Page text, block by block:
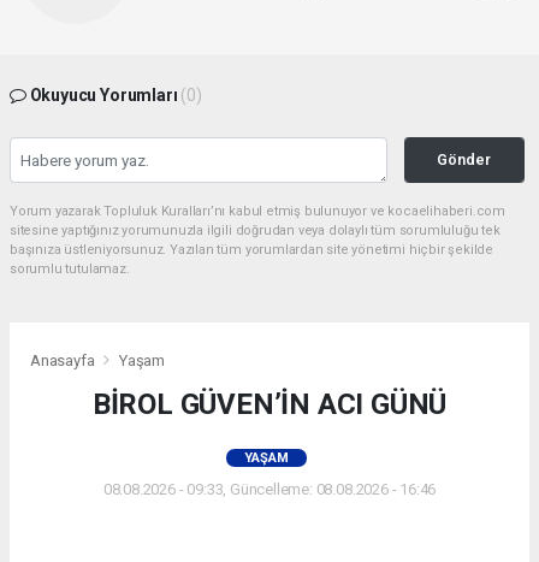
Okuyucu Yorumları (0)
Gönder
Yorum yazarak Topluluk Kuralları’nı kabul etmiş bulunuyor ve kocaelihaberi.com
sitesine yaptığınız yorumunuzla ilgili doğrudan veya dolaylı tüm sorumluluğu tek
başınıza üstleniyorsunuz. Yazılan tüm yorumlardan site yönetimi hiçbir şekilde
sorumlu tutulamaz.
Anasayfa Yaşam
BİROL GÜVEN’İN ACI GÜNÜ
YAŞAM
08.08.2026 - 09:33, Güncelleme: 08.08.2026 - 16:46